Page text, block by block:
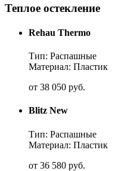
Теплое остекление
Rehau Thermo
Тип: Распашные
Материал: Пластик
от 38 050 руб.
Blitz New
Тип: Распашные
Материал: Пластик
от 36 580 руб.